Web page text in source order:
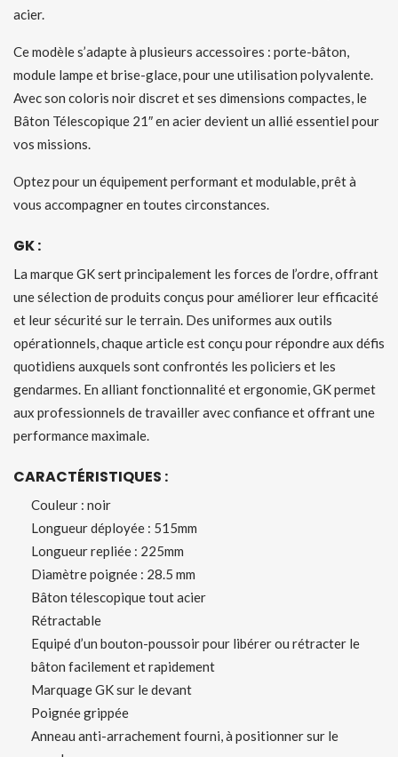
acier.
Ce modèle s’adapte à plusieurs accessoires : porte-bâton,
module lampe et brise-glace, pour une utilisation polyvalente.
Avec son coloris noir discret et ses dimensions compactes, le
Bâton Télescopique 21″ en acier devient un allié essentiel pour
vos missions.
Optez pour un équipement performant et modulable, prêt à
vous accompagner en toutes circonstances.
GK :
La marque GK sert principalement les forces de l’ordre, offrant
une sélection de produits conçus pour améliorer leur efficacité
et leur sécurité sur le terrain. Des uniformes aux outils
opérationnels, chaque article est conçu pour répondre aux défis
quotidiens auxquels sont confrontés les policiers et les
gendarmes. En alliant fonctionnalité et ergonomie, GK permet
aux professionnels de travailler avec confiance et offrant une
performance maximale.
CARACTÉRISTIQUES :
Couleur : noir
Longueur déployée : 515mm
Longueur repliée : 225mm
Diamètre poignée : 28.5 mm
Bâton télescopique tout acier
Rétractable
Equipé d’un bouton-poussoir pour libérer ou rétracter le
bâton facilement et rapidement
Marquage GK sur le devant
Poignée grippée
Anneau anti-arrachement fourni, à positionner sur le